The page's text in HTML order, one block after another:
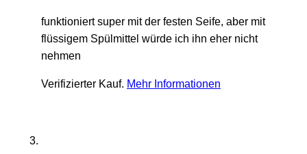
funktioniert super mit der festen Seife, aber mit
flüssigem Spülmittel würde ich ihn eher nicht
nehmen
Verifizierter Kauf. Mehr Informationen